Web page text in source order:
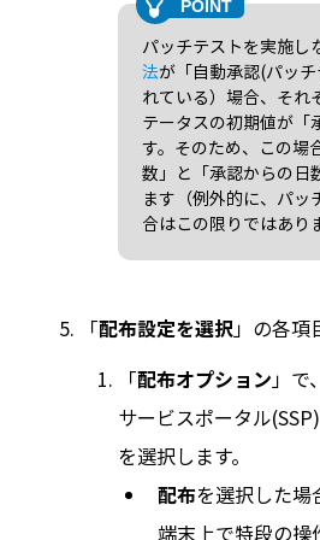
パッチテストを実施し
法が「自動承認(パッ
れている）場合、それ
テータスの初期値が「
す。そのため、この場
数」と「承認からの日
ます（例外的に、パッ
合はこの限りではあり
「配布設定を選択」の各項
「配布オプション」で
サービスポータル
を選択します。
配布を選択した場
端末上で特段の操